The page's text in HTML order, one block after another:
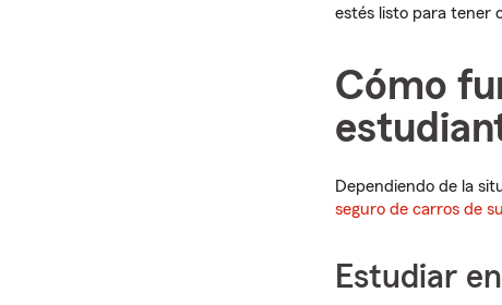
estés listo para tener
Cómo
Dependiendo de la
seguro de carros de
Estudiar